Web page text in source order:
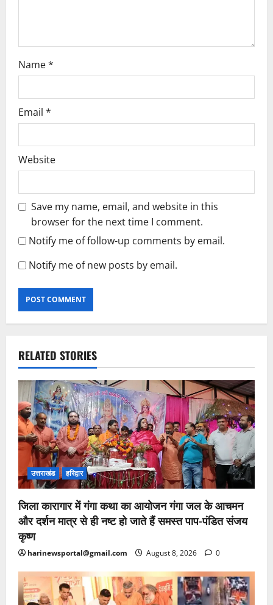
n
Name*
Email *
Website
Save my name, email, and website in this
browser for the next time I comment.
Notify me of follow-up comments by email.
Notify me of new posts by email.
RELATED STORIES
उत्तराखंड हरिद्वार
जिला कारागार में गंगा कथा का आयोजन गंगा जल के आचमन
और दर्शन मात्र से ही नष्ट हो जाते हैं समस्त पाप-पंडित संजय
कृष्ण
harinewsportal@gmail.com August 8, 2026 0